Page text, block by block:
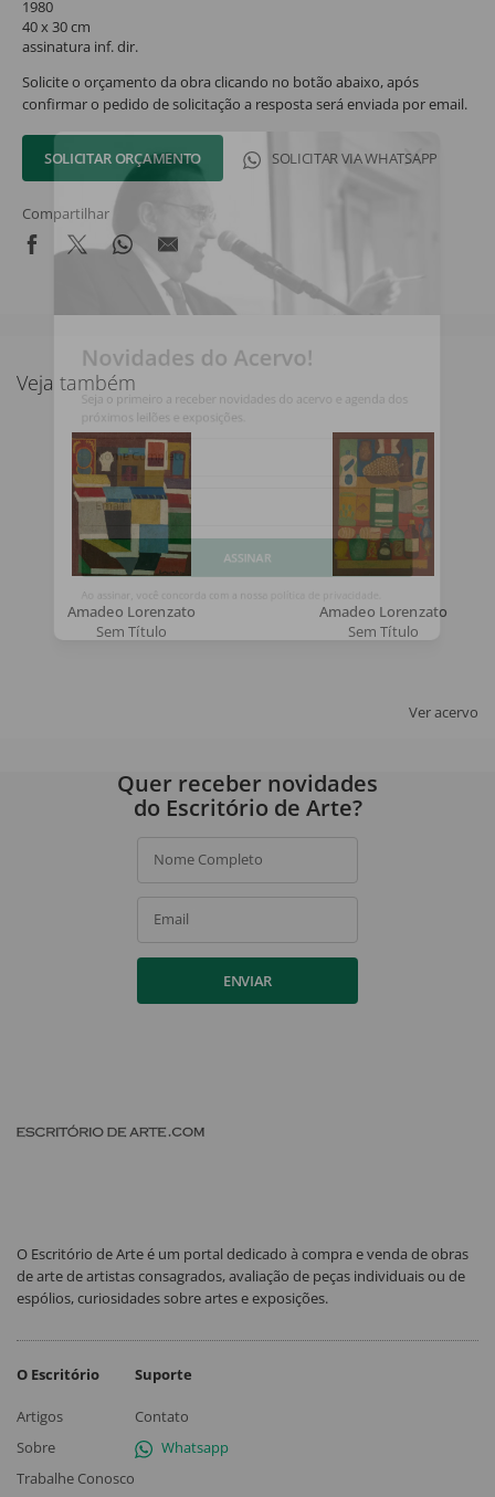
1980
40 x 30 cm
assinatura inf. dir.
Solicite o orçamento da obra clicando no botão abaixo, após
confirmar o pedido de solicitação a resposta será enviada por email.
SOLICITAR ORÇAMENTO SOLICITAR VIA WHATSAPP
Compartilhar
Veja também
Amadeo Lorenzato
Sem Título
Amadeo Lorenzato
Sem Título
Ver acervo
Novidades do Acervo!
Seja o primeiro a receber novidades do acervo e agenda dos
próximos leilões e exposições.
Nome Completo
ASSINAR
Ao assinar, você concorda com a nossa política de privacidade.
Quer receber novidades
do Escritório de Arte?
Nome Completo
Email
ENVIAR
O Escritório de Arte é um portal dedicado à compra e venda de obras
de arte de artistas consagrados, avaliação de peças individuais ou de
espólios, curiosidades sobre artes e exposições.
O Escritório
Artigos
Sobre
Trabalhe Conosco
Suporte
Contato
Whatsapp